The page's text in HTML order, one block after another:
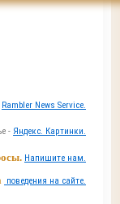
Rambler News Service.
- Яндекс. Картинки.
Напишите нам.
поведения на сайте.